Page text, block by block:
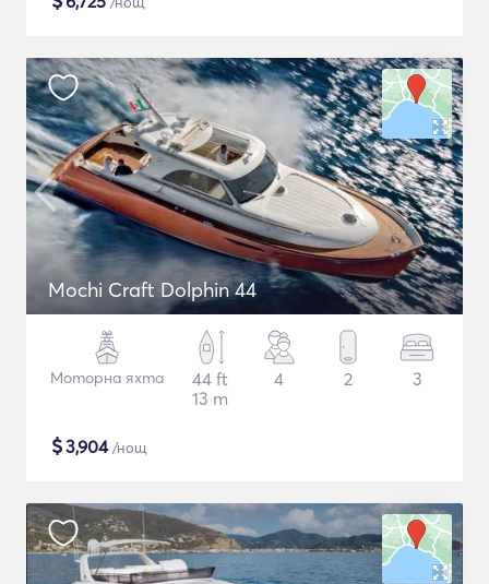
Mochi Craft Dolphin 44
Моторна яхта
44 ft
13 m
4 2 3
$3,904/нощ